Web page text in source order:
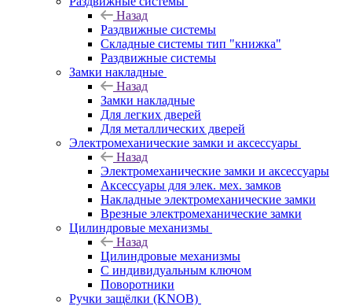
Назад
Раздвижные системы
Складные системы тип "книжка"
Раздвижные системы
Замки накладные
Назад
Замки накладные
Для легких дверей
Для металлических дверей
Электромеханические замки и аксессуары
Назад
Электромеханические замки и аксессуары
Аксессуары для элек. мех. замков
Накладные электромеханические замки
Врезные электромеханические замки
Цилиндровые механизмы
Назад
Цилиндровые механизмы
С индивидуальным ключом
Поворотники
Ручки защёлки (KNOB)